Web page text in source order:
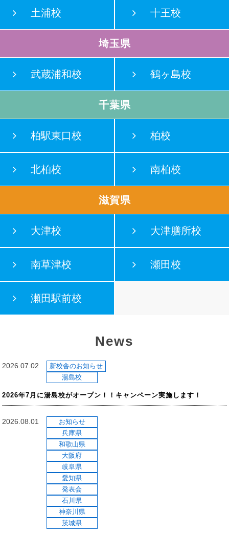
土浦校 十王校
埼玉県
武蔵浦和校 鶴ヶ島校
千葉県
柏駅東口校 柏校
北柏校 南柏校
滋賀県
大津校 大津膳所校
南草津校 瀬田校
瀬田駅前校
News
2026.07.02
新校舎のお知らせ
湯島校
2026年7月に湯島校がオープン！！キャンペーン実施します！
2026.08.01
お知らせ
兵庫県
和歌山県
大阪府
岐阜県
愛知県
発表会
石川県
神奈川県
茨城県